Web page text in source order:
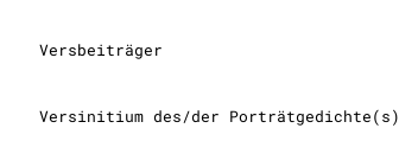
Versbeiträger
Versinitium des/der Porträtgedichte(s)